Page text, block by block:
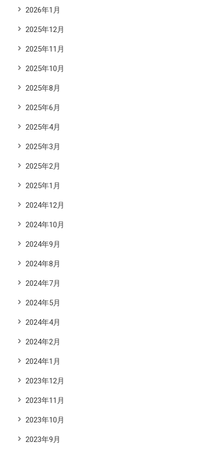
2026年1月
2025年12月
2025年11月
2025年10月
2025年8月
2025年6月
2025年4月
2025年3月
2025年2月
2025年1月
2024年12月
2024年10月
2024年9月
2024年8月
2024年7月
2024年5月
2024年4月
2024年2月
2024年1月
2023年12月
2023年11月
2023年10月
2023年9月